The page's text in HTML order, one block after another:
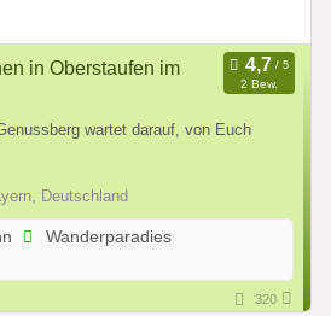
in Oberstaufen im
2 Bew.
wartet darauf, von Euch
Deutschland
Wanderparadies
320